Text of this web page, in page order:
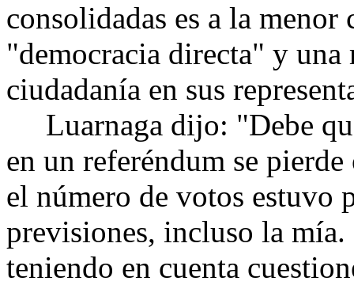
consolidadas es a la
"democracia directa" y una
ciudadanía en sus
Luarnaga dijo: "Debe
en un referéndum se
el número de votos estuvo
previsiones, incluso la
teniendo en cuenta